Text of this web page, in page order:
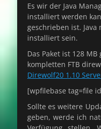
Es wir der Java
installiert werden
geschrieben ist.
installiert sein.
Das Paket ist 128
kompletten FTB
Direwolf20 1.10
[wpfilebase tag=file
Sollte es weitere
geben, werde ich